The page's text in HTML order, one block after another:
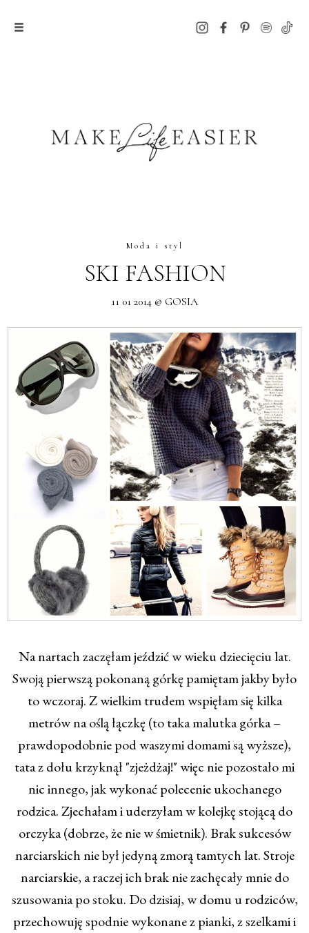
Moda i styl
SKI FASHION
11 01 2014 @ GOSIA
Na nartach zaczęłam jeździć w wieku dziecięciu lat.
Swoją pierwszą pokonaną górkę pamiętam jakby było
to wczoraj. Z wielkim trudem wspięłam się kilka
metrów na oślą łączkę (to taka malutka górka –
prawdopodobnie pod waszymi domami są wyższe),
tata z dołu krzyknął "zjeżdżaj!" więc nie pozostało mi
nic innego, jak wykonać polecenie ukochanego
rodzica. Zjechałam i uderzyłam w kolejkę stojącą do
orczyka (dobrze, że nie w śmietnik). Brak sukcesów
narciarskich nie był jedyną zmorą tamtych lat. Stroje
narciarskie, a raczej ich brak nie zachęcały mnie do
szusowania po stoku. Do dzisiaj, w domu u rodziców,
przechowuję spodnie wykonane z pianki, z szelkami i